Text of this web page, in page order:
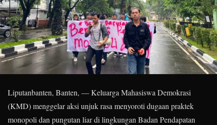
Liputanbanten, Banten, — Keluarga Mahasiswa Demokrasi
(KMD) menggelar aksi unjuk rasa menyoroti dugaan praktek
monopoli dan pungutan liar di lingkungan Badan Pendapatan